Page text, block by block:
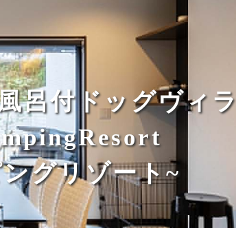
呂付ドッグヴィラ
グリゾート~